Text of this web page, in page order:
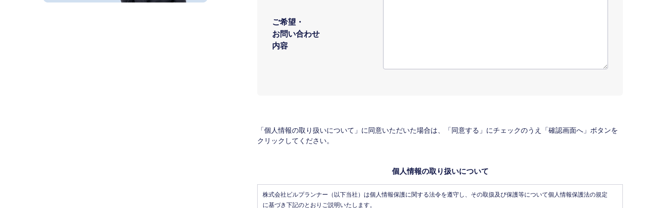
ご希望・
お問い合わせ
内容
「個人情報の取り扱いについて」に同意いただいた場合は、「同意する」にチェックのうえ「確認画面へ」ボタンを
クリックしてください。
個人情報の取り扱いについて
株式会社ビルプランナー（以下当社）は個人情報保護に関する法令を遵守し、その取扱及び保護等について個人情報保護法の規定
に基づき下記のとおりご説明いたします。